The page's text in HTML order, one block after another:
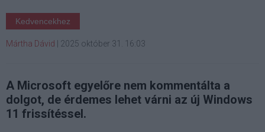
Kedvencekhez
Mártha Dávid 2025 október 31. 16:03
A Microsoft egyelőre nem kommentálta a
dolgot, de érdemes lehet várni az új Windows
11 frissítéssel.